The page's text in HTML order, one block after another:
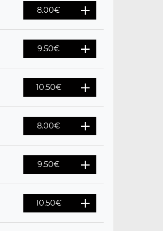
8.00€
9.50€
10.50€
8.00€
9.50€
10.50€